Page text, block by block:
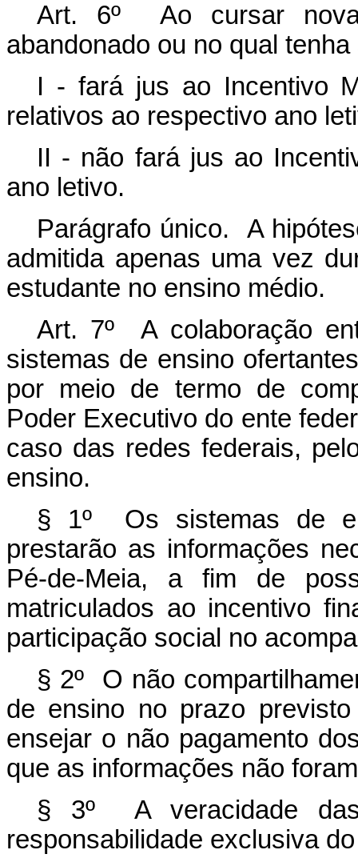
Art. 6º Ao cursar
abandonado ou no qual
I - fará jus ao Incentivo
relativos ao respectivo ano
II - não fará jus ao
ano letivo.
Parágrafo único. A
admitida apenas uma vez
estudante no ensino médio.
Art. 7º A colaboração
sistemas de ensino
por meio de termo de
Poder Executivo do ente
caso das redes federais,
ensino.
§ 1º Os sistemas de
prestarão as informações
Pé-de-Meia, a fim de
matriculados ao incentivo
participação social no
§ 2º O não
de ensino no prazo
ensejar o não pagamento
que as informações não
§ 3º A veracidade das
responsabilidade exclusiva